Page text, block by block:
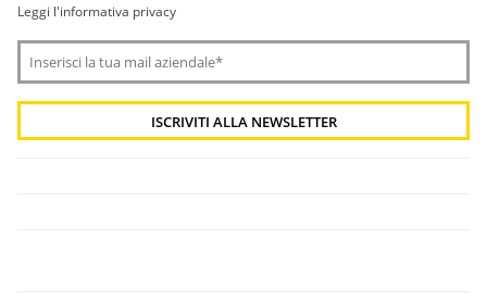
Leggi l'informativa privacy